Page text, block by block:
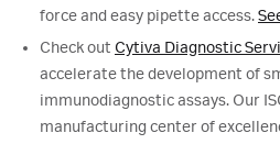
force and easy pipette access.
Check out Cytiva Diagnostic
accelerate the development of
immunodiagnostic assays. Our
manufacturing center of